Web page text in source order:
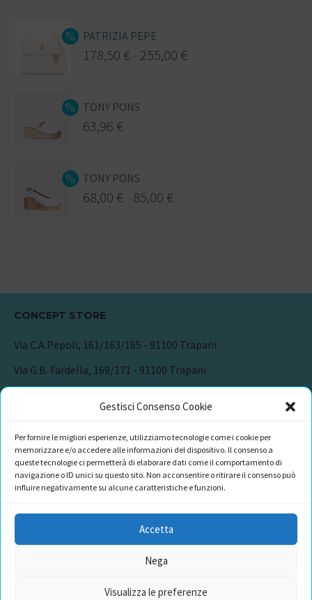
Gestisci Consenso Cookie
Per fornire le migliori esperienze, utilizziamo tecnologie come i cookie per
memorizzare e/o accedere alle informazioni del dispositivo. Il consenso a
queste tecnologie ci permetterà di elaborare dati come il comportamento di
navigazione o ID unici su questo sito. Non acconsentire o ritirare il consenso può
influire negativamente su alcune caratteristiche e funzioni.
Accetta
Nega
Visualizza le preferenze
PATRIZIA PEPE
178,50 € 255,00 €
TONY PONS
63,96 €
TONY PONS
68,00 € 85,00 €
CONCEPT STORE
Via C.A.Pepoli, 161/163/165 - 91100 Trapani
Via G.B. Fardella, 169/171 - 91100 Trapani
CONTATTI
+39 349 420 0755
info@cataniaaccessori.com
Dichiarazione sulla Privacy (UE)